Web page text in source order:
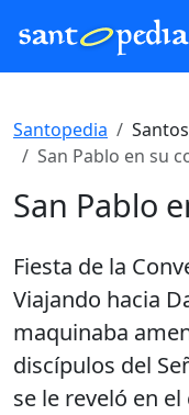
Santopedia
Santos
San Pablo en su
San Pablo
Fiesta de la
Viajando hacia
maquinaba
discípulos del
se le reveló en